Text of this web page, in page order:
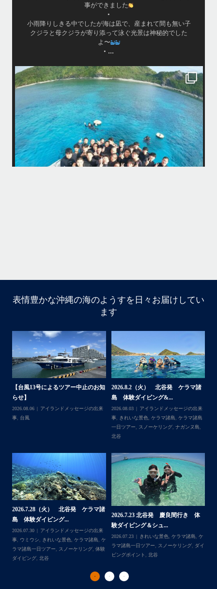
事ができました
•
小雨降りしきる中でしたが海は凪で、産まれて間も無い子
クジラと母クジラが寄り添って泳ぐ光景は神秘的でした
よ〜
• ...
island.message
はいさ〜い！
今年も青森高校の修学旅行～体験ダイビング～
1日目は呼吸の練習！！！
2日目は実際に泳いで遊んでみよう！
水中で呼吸ができる不思議な遊びはどうだっかな？！？！
タイミングがよかったチームはカメも見れてチョーラッキー
スポーツ科なので運動神経抜群
海況は荒れてましたが、2日間とも船出せたのは運がいいね！！
高校生でダイビングできるのは羨ましい！！！
なかなかできない経験
今回は海の世界にほんの少し足を入れただけなのでもっともっと知りた
くなったら是非ライセンス取得して遊びに来てね
...
12月 1
水中で呼吸ができる不思議な遊びはどうだっかな？！？！
ー
スポーツ科なので運動神経抜群
海況は荒れてましたが、2日間とも船出せたのは運がいい
ね！！
高校生でダイビングできるのは羨ましい！！！
なかなかできない経験
今回は海の世界にほんの少し足を入れただけなのでもっと
もっと知りたくなったら是非ライセンス取得して遊びに来
Follow on Instagram
表情豊かな沖縄の海のようすを日々お届けしてい
ます
【台風13号によるツアー中止のお知
らせ】
2026.08.06
アイランドメッセージの出来
事, 台風
2026.8.2（火） 北谷発 ケラマ諸
島 体験ダイビング&...
2026.08.03
アイランドメッセージの出来
事, きれいな景色 ケラマ諸島
ケラマ諸島
一日ツアー
スノーケリング, ナガンヌ島
北谷
2026.7.28（火） 北谷発 ケラマ諸
島 体験ダイビング...
2026.07.30
アイランドメッセージの出来
事, ウミウシ, きれいな景色, ケラマ諸島, ケ
ラマ諸島一日ツアー, スノーケリング, 体験
ダイビング, 北谷
2026.7.23 北谷発 慶良間行き 体
験ダイビング＆シュ...
2026.07.23 きれいな景色, ケラマ諸島, ケ
ラマ諸島一日ツアー, スノーケリング, ダイ
ビングポイント, 北谷